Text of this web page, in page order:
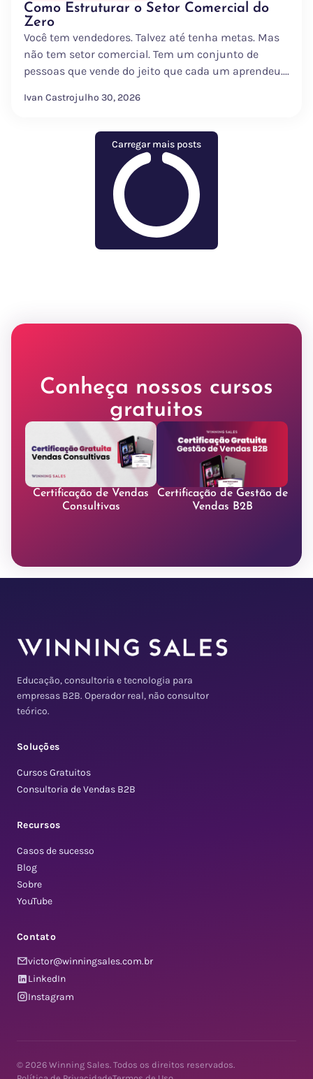
Como Estruturar o Setor Comercial do
Zero
Você tem vendedores. Talvez até tenha metas. Mas
não tem setor comercial. Tem um conjunto de
pessoas que vende do jeito que cada um aprendeu....
Ivan Castrojulho 30, 2026
Carregar mais posts
Conheça nossos cursos
gratuitos
Certificação de Vendas
Consultivas
Certificação de Gestão de
Vendas B2B
Educação, consultoria e tecnologia para
empresas B2B. Operador real, não consultor
teórico.
Soluções
Cursos Gratuitos
Consultoria de Vendas B2B
Recursos
Casos de sucesso
Blog
Sobre
YouTube
Contato
victor@winningsales.com.br
LinkedIn
Instagram
© 2026 Winning Sales. Todos os direitos reservados.